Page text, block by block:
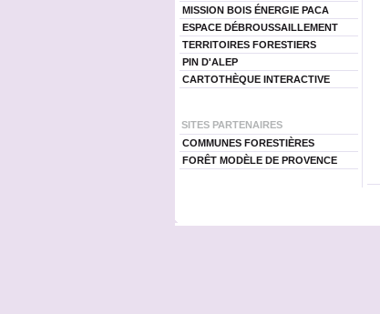
MISSION BOIS ÉNERGIE PACA
ESPACE DÉBROUSSAILLEMENT
TERRITOIRES FORESTIERS
PIN D'ALEP
CARTOTHÈQUE INTERACTIVE
SITES PARTENAIRES
COMMUNES FORESTIÈRES
FORÊT MODÈLE DE PROVENCE